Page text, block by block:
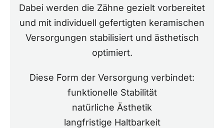
Dabei werden die Zähne gezielt vorbereitet
und mit individuell gefertigten keramischen
Versorgungen stabilisiert und ästhetisch
optimiert.
Diese Form der Versorgung verbindet:
funktionelle Stabilität
natürliche Ästhetik
langfristige Haltbarkeit